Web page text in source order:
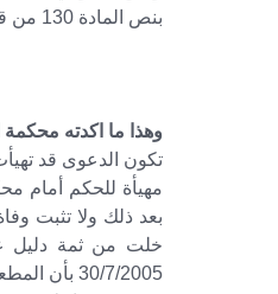
بنص المادة 130 من قانون المرافعات.
وهذا ما اكدته
تكون الدعوى قد
مهيأة للحكم أمام
بعد ذلك ولا تثبت
خلت من ثمة دليل
30/7/2005